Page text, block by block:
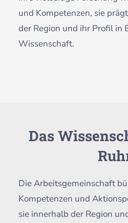
und Kompetenzen, sie
der Region und ihr Profil in
Wissenschaft.
Das
Die Arbeitsgemeinschaft
Kompetenzen und
sie innerhalb der Region